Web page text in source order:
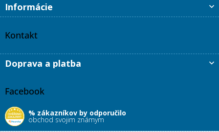
ä
Facebook
% zákazníkov by odporučilo
obchod svojim známym
Informácie
Kontakt
Doprava a platba